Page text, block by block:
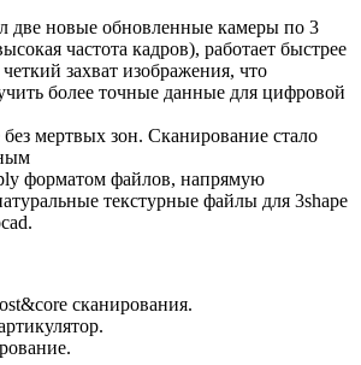
две новые обновленные камеры по 3
частота кадров), работает быстрее
захват изображения, что
более точные данные для цифровой
мертвых зон. Сканирование стало
форматом файлов, напрямую
текстурные файлы для 3shape
сканирования.